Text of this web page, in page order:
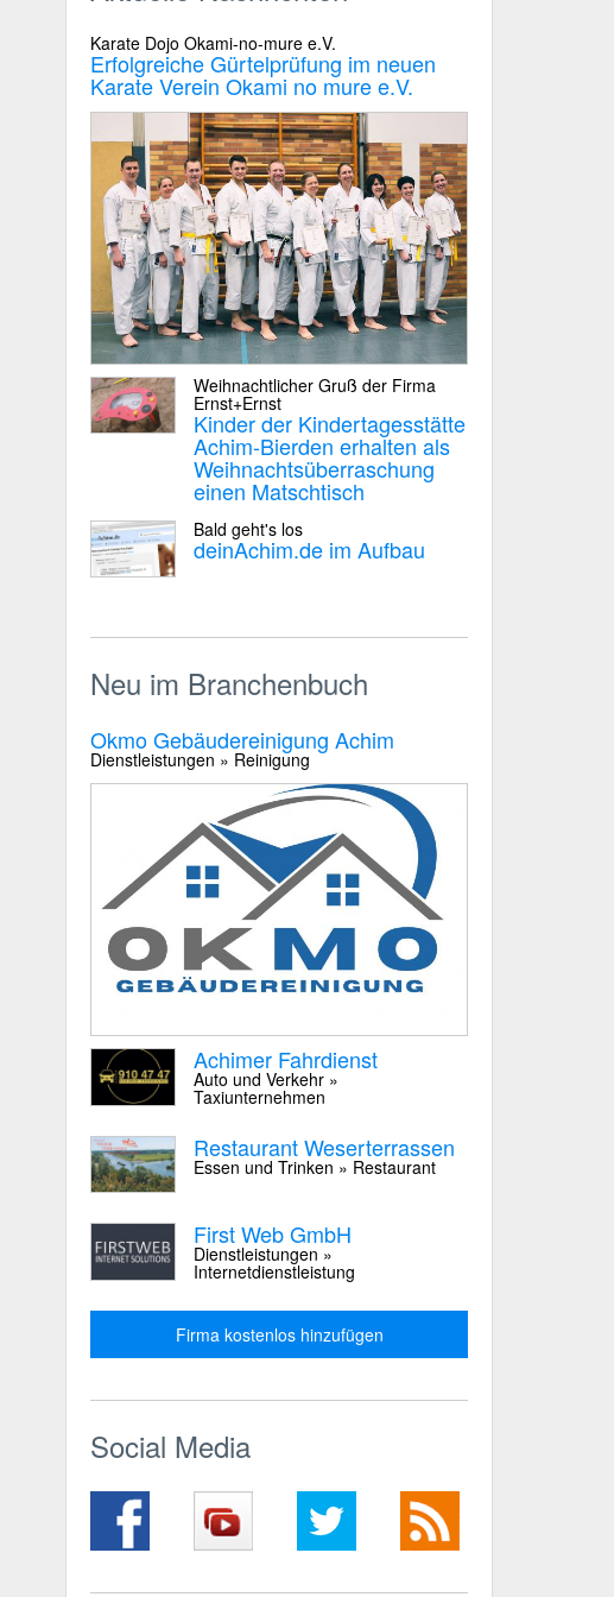
Karate Dojo Okami-no-mure e.V.
Erfolgreiche Gürtelprüfung im neuen
Karate Verein Okami no mure e.V.
Weihnachtlicher Gruß der Firma
Ernst+Ernst
Kinder der Kindertagesstätte
Achim-Bierden erhalten als
Weihnachtsüberraschung
einen Matschtisch
Bald geht's los
deinAchim.de im Aufbau
Neu im Branchenbuch
Okmo Gebäudereinigung Achim
Dienstleistungen » Reinigung
Achimer Fahrdienst
Auto und Verkehr »
Taxiunternehmen
Restaurant Weserterrassen
Essen und Trinken » Restaurant
First Web GmbH
Dienstleistungen »
Internetdienstleistung
Firma kostenlos hinzufügen
Social Media